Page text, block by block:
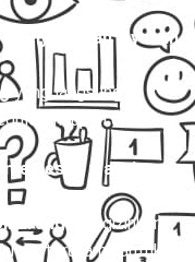
layanan
yang langsung
maupun charter.
memesan travel
mengizinkan
terutama untuk